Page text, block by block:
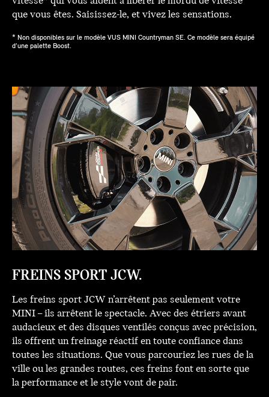
que vous êtes. Saisissez-le, et vivez les sensations.
* Non disponibles sur le modèle VUS MINI Countryman SE. Ce modèle sera équipé
d’une palette Boost.
FREINS SPORT JCW.
Les freins sport JCW n’arrêtent pas seulement votre
MINI – ils arrêtent le spectacle. Avec des étriers avant
audacieux et des disques ventilés conçus avec précision,
ils offrent un freinage réactif en toute confiance dans
toutes les situations. Que vous parcouriez les rues de la
ville ou les grandes routes, ces freins font en sorte que
la performance et le style vont de pair.